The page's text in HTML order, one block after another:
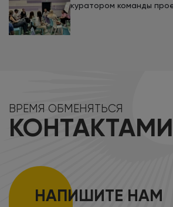
куратором команды
кемп 2026»
ВРЕМЯ ОБМЕНЯТЬСЯ
КОНТАКТАМИ
НАПИШИТЕ НАМ